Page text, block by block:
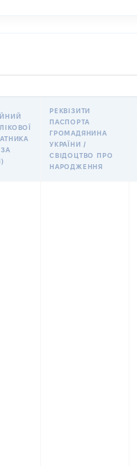
РЕКВІЗИТИ
ПАСПОРТА
ГРОМАДЯНИНА
УКРАЇНИ /
СВІДОЦТВО ПРО
НАРОДЖЕННЯ